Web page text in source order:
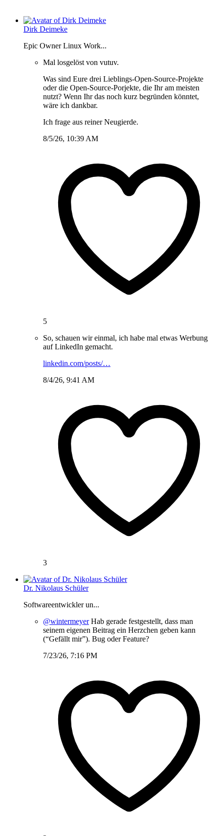
Dirk Deimeke
Epic Owner Linux Work...
Mal losgelöst von vutuv.
Was sind Eure drei Lieblings-Open-Source-Projekte
oder die Open-Source-Porjekte, die Ihr am meisten
nutzt? Wenn Ihr das noch kurz begründen könntet,
wäre ich dankbar.
Ich frage aus reiner Neugierde.
8/5/26, 10:39 AM
5
So, schauen wir einmal, ich habe mal etwas Werbung
auf LinkedIn gemacht.
linkedin.com/posts/…
8/4/26, 9:41 AM
3
Dr. Nikolaus Schüler
Softwareentwickler un...
@wintermeyerHab gerade festgestellt, dass man
seinem eigenen Beitrag ein Herzchen geben kann
(“Gefällt mir”). Bug oder Feature?
7/23/26, 7:16 PM